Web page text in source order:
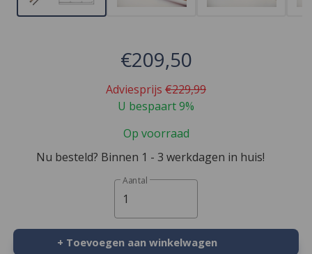
€209,50
Adviesprijs €229,99
U bespaart 9%
Op voorraad
Nu besteld? Binnen 1 - 3 werkdagen in huis!
Aantal
1
+ Toevoegen aan winkelwagen